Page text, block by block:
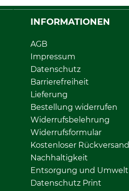
INFORMATIONEN
AGB
Impressum
Datenschutz
Barrierefreiheit
Lieferung
Bestellung widerrufen
Widerrufsbelehrung
Widerrufsformular
Kostenloser Rückversand
Nachhaltigkeit
Entsorgung und Umwelt
Datenschutz Print